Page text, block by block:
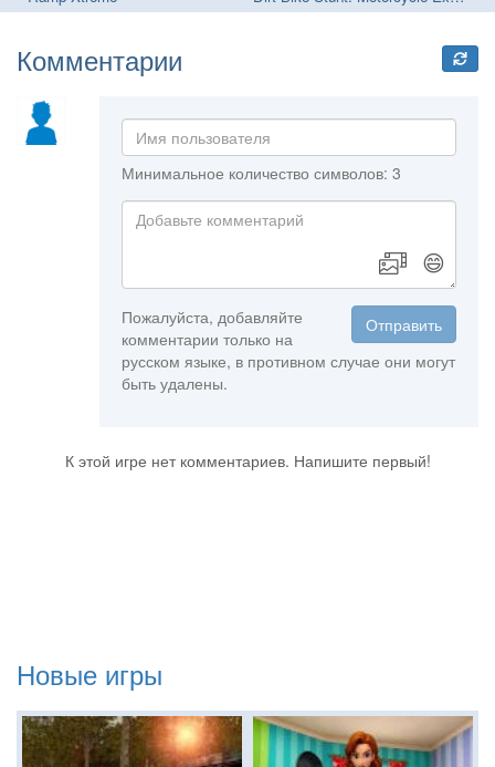
Комментарии
Минимальное количество символов: 3
😄
Отправить
Пожалуйста, добавляйте
комментарии только на
русском языке, в противном случае они могут
быть удалены.
К этой игре нет комментариев. Напишите первый!
Новые игры